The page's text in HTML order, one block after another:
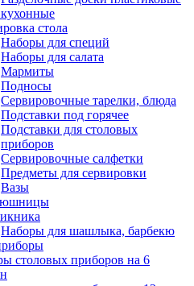
стола
Наборы для специй
Наборы для салата
Мармиты
Подносы
Сервировочные тарелки, блюда
Подставки под горячее
Подставки для столовых
приборов
Сервировочные салфетки
Предметы для сервировки
Вазы
Наборы для шашлыка, барбекю
столовых приборов на 6